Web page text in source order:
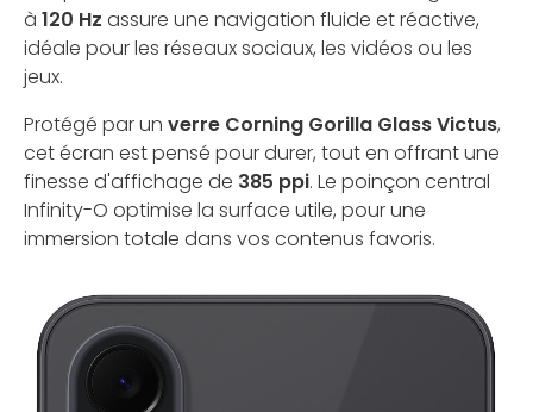
à 120 Hz assure une navigation fluide et réactive,
idéale pour les réseaux sociaux, les vidéos ou les
jeux.
Protégé par un verre Corning Gorilla Glass Victus,
cet écran est pensé pour durer, tout en offrant une
finesse d'affichage de 385 ppi. Le poinçon central
Infinity-O optimise la surface utile, pour une
immersion totale dans vos contenus favoris.